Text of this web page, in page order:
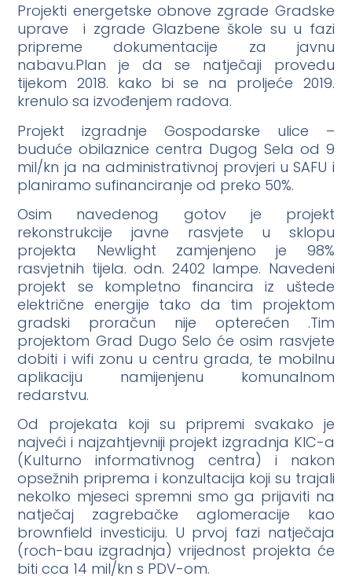
Projekti energetske obnove zgrade Gradske
uprave i zgrade Glazbene škole su u fazi
pripreme dokumentacije za javnu
nabavu.Plan je da se natječaji provedu
tijekom 2018. kako bi se na proljeće 2019.
krenulo sa izvođenjem radova.
Projekt izgradnje Gospodarske ulice –
buduće obilaznice centra Dugog Sela od 9
mil/kn ja na administrativnoj provjeri u SAFU i
planiramo sufinanciranje od preko 50%.
Osim navedenog gotov je projekt
rekonstrukcije javne rasvjete u sklopu
projekta Newlight zamjenjeno je 98%
rasvjetnih tijela. odn. 2402 lampe. Navedeni
projekt se kompletno financira iz uštede
električne energije tako da tim projektom
gradski proračun nije opterećen .Tim
projektom Grad Dugo Selo će osim rasvjete
dobiti i wifi zonu u centru grada, te mobilnu
aplikaciju namijenjenu komunalnom
redarstvu.
Od projekata koji su pripremi svakako je
najveći i najzahtjevniji projekt izgradnja KIC-a
(Kulturno informativnog centra) i nakon
opsežnih priprema i konzultacija koji su trajali
nekolko mjeseci spremni smo ga prijaviti na
natječaj zagrebačke aglomeracije kao
brownfield investiciju. U prvoj fazi natječaja
(roch-bau izgradnja) vrijednost projekta će
biti cca 14 mil/kn s PDV-om.